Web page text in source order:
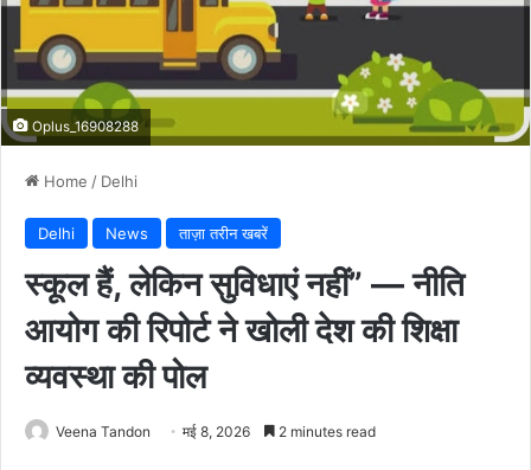
Oplus_16908288
Home / Delhi
Delhi News ताज़ा तरीन खबरें
स्कूल हैं, लेकिन सुविधाएं नहीं” — नीति
आयोग की रिपोर्ट ने खोली देश की शिक्षा
व्यवस्था की पोल
Veena Tandon मई 8, 2026 2 minutes read